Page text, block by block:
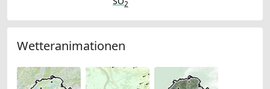
2
Wetteranimationen